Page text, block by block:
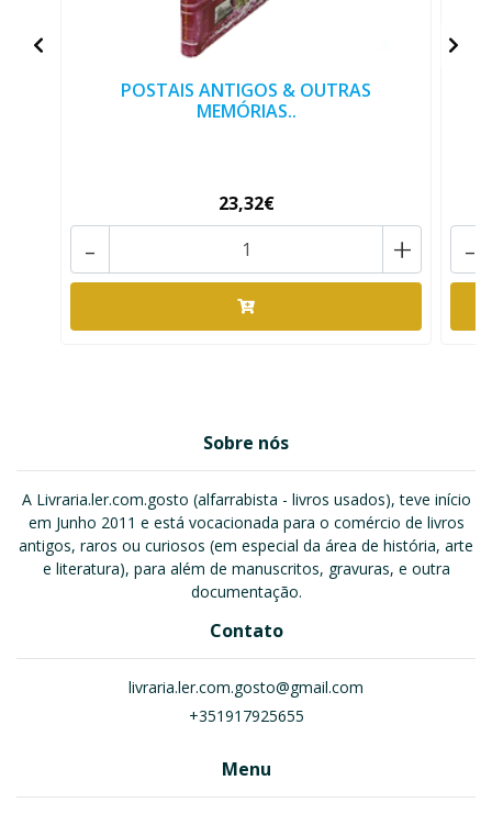
POSTAIS ANTIGOS & OUTRAS
MEMÓRIAS..
23,32€
+
- -
Sobre nós
A Livraria.ler.com.gosto (alfarrabista - livros usados), teve início
em Junho 2011 e está vocacionada para o comércio de livros
antigos, raros ou curiosos (em especial da área de história, arte
e literatura), para além de manuscritos, gravuras, e outra
documentação.
Contato
livraria.ler.com.gosto@gmail.com
+351917925655
Menu